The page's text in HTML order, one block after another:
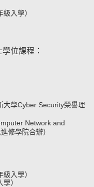
入學）
位課程：
大學Cyber Security榮譽理
Network and
修學院合辦）
入學）
）